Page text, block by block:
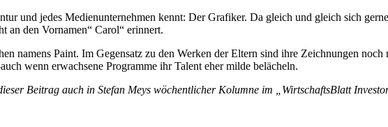
und jedes Medienunternehmen kennt: Der Grafiker. Da gleich und gleich sich
an den Vornamen“ Carol“ erinnert.
namens Paint. Im Gegensatz zu den Werken der Eltern sind ihre Zeichnungen
wenn erwachsene Programme ihr Talent eher milde belächeln.
Beitrag auch in Stefan Meys wöchentlicher Kolumne im „WirtschaftsBlatt